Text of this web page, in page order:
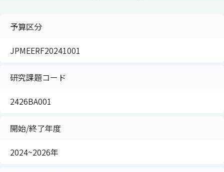
予算区分
JPMEERF20241001
研究課題コード
2426BA001
開始/終了年度
2024~2026年